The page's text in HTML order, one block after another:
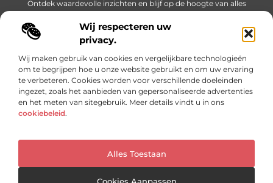
Wij respecteren uw
privacy.
Wij maken gebruik van cookies en vergelijkbare technologieën
om te begrijpen hoe u onze website gebruikt en om uw ervaring
te verbeteren. Cookies worden voor verschillende doeleinden
ingezet, zoals het aanbieden van gepersonaliseerde advertenties
en het meten van sitegebruik. Meer details vindt u in ons
cookiebeleid.
Alles Toestaan
Cookies Aanpassen
Ontdek waardevolle inzichten en blijf op de hoogte van alles
wat er speelt in de wereld.
Bericht categorie
Onze informatie
@2025 www.bedrijventrefpunt.nl. All Right Reserved.